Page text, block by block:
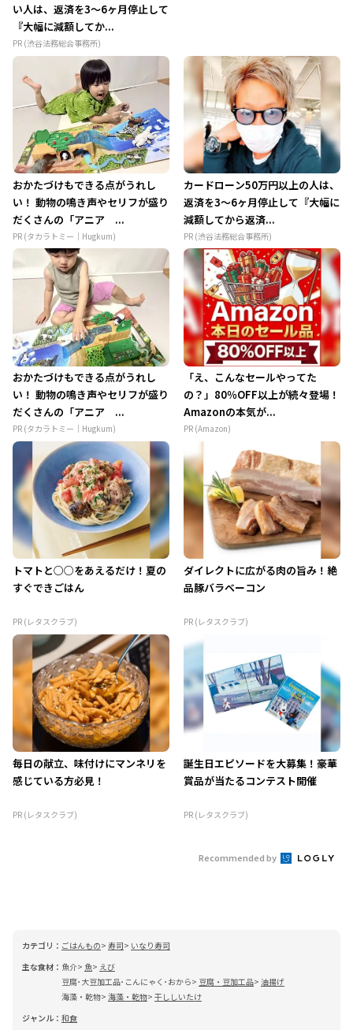
い人は、返済を3～6ヶ月停止して
『大幅に減額してか...
PR (渋谷法務総合事務所)
おかたづけもできる点がうれし
い！ 動物の鳴き声やセリフが盛り
だくさんの「アニア ...
PR (タカラトミー｜Hugkum)
カードローン50万円以上の人は、
返済を3～6ヶ月停止して『大幅に
減額してから返済...
PR (渋谷法務総合事務所)
おかたづけもできる点がうれし
い！ 動物の鳴き声やセリフが盛り
だくさんの「アニア ...
PR (タカラトミー｜Hugkum)
「え、こんなセールやってた
の？」80％OFF以上が続々登場！
Amazonの本気が...
PR (Amazon)
トマトと○○をあえるだけ！夏の
すぐできごはん
PR (レタスクラブ)
ダイレクトに広がる肉の旨み！絶
品豚バラベーコン
PR (レタスクラブ)
毎日の献立、味付けにマンネリを
感じている方必見！
PR (レタスクラブ)
誕生日エピソードを大募集！豪華
賞品が当たるコンテスト開催
PR (レタスクラブ)
Recommended by
カテゴリ： ごはんもの 寿司
いなり寿司
主な食材： 魚介 魚
えび
豆腐･大豆加工品･こんにゃく･おから
豆腐・豆加工品 油揚げ
海藻・乾物 海藻・乾物 干ししいたけ
ジャンル： 和食